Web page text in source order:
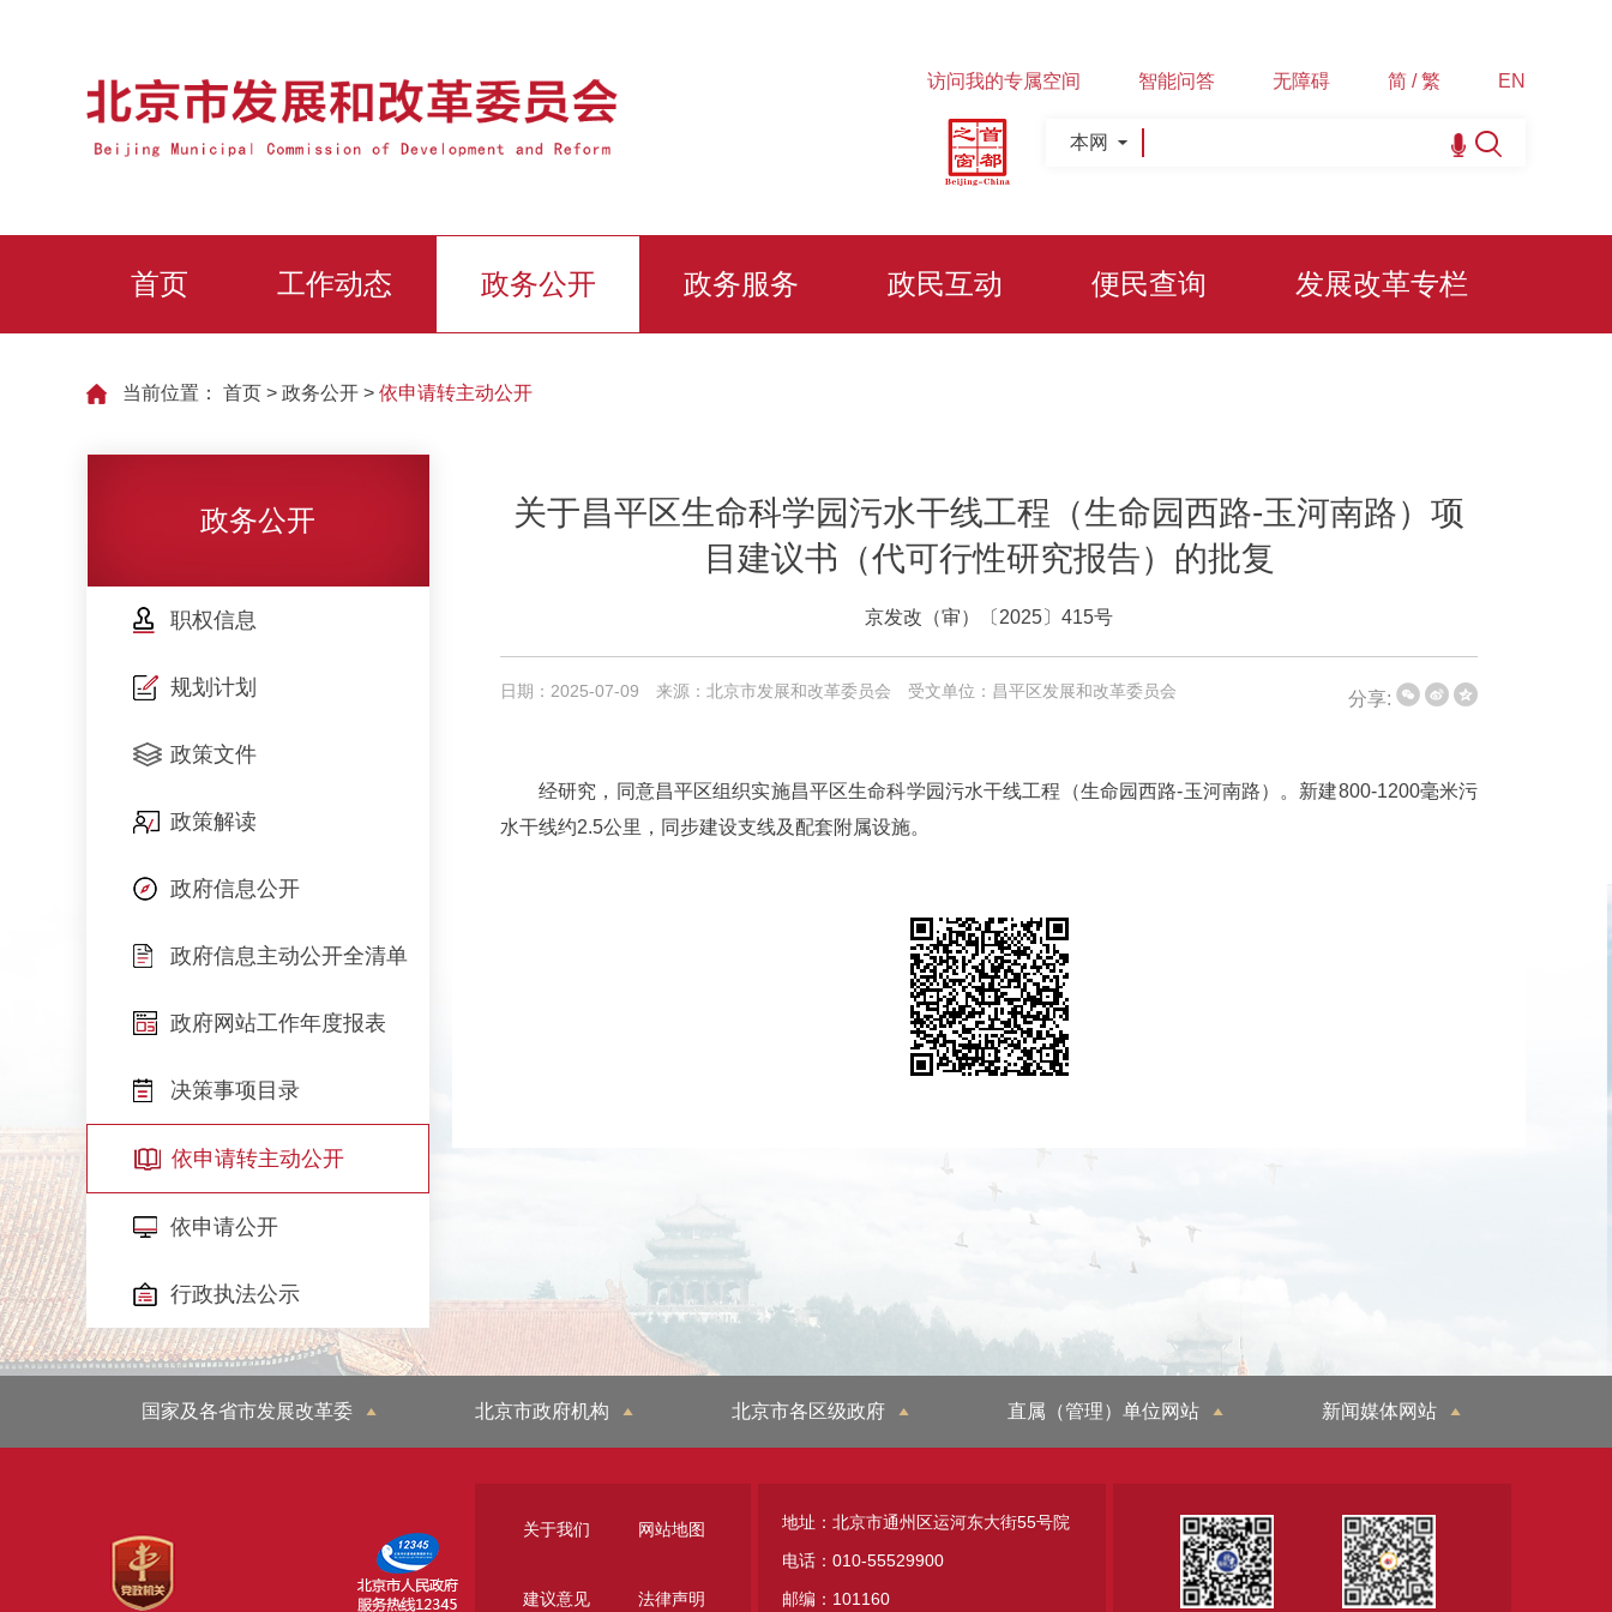
访问我的专属空间 智能问答 无障碍 简 / 繁 EN
本网
首页 工作动态 政务公开 政务服务 政民互动 便民查询 发展改革专栏
当前位置： 首页 > 政务公开 > 依申请转主动公开
政务公开
职权信息
规划计划
政策文件
政策解读
政府信息公开
政府信息主动公开全清单
政府网站工作年度报表
决策事项目录
依申请转主动公开
依申请公开
行政执法公示
关于昌平区生命科学园污水干线工程（生命园西路-玉河南路）项
目建议书（代可行性研究报告）的批复
京发改（审）〔2025〕415号
日期：2025-07-09 来源：北京市发展和改革委员会 受文单位：昌平区发展和改革委员会 分享:
经研究，同意昌平区组织实施昌平区生命科学园污水干线工程（生命园西路-玉河南路）。新建800-1200毫米污
水干线约2.5公里，同步建设支线及配套附属设施。
国家及各省市发展改革委 北京市政府机构 北京市各区级政府 直属（管理）单位网站 新闻媒体网站
关于我们 网站地图
建议意见 法律声明
地址：北京市通州区运河东大街55号院
电话：010-55529900
邮编：101160